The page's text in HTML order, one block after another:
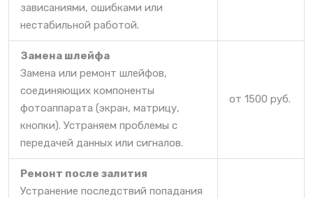
зависаниями, ошибками или
нестабильной работой.
Замена шлейфа
Замена или ремонт шлейфов,
соединяющих компоненты
фотоаппарата (экран, матрицу,
кнопки). Устраняем проблемы с
передачей данных или сигналов.
от 1500 руб.
Ремонт после залития
Устранение последствий попадания